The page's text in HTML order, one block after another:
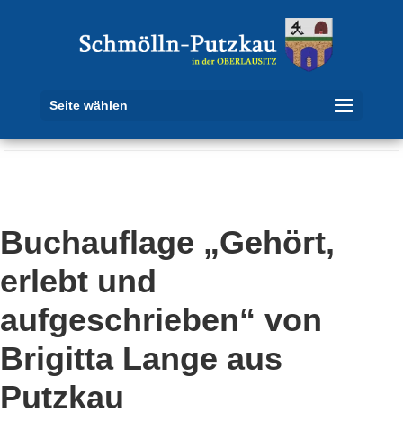
Seite wählen
Buchauflage „Gehört,
erlebt und
aufgeschrieben“ von
Brigitta Lange aus
Putzkau